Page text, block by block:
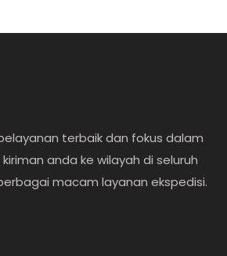
terbaik dan fokus dalam
anda ke wilayah di seluruh
macam layanan ekspedisi.